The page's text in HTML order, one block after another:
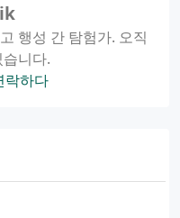
행성 간 탐험가. 오직
니다.
락하다